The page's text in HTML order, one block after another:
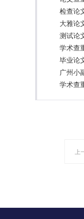
检查论
大雅论
测试论
学术查
毕业论
广州小
学术查
上